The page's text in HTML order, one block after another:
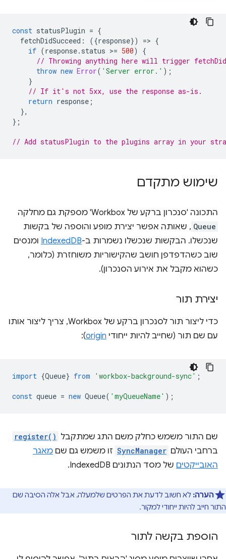
const statusPlugin = {
fetchDidSucceed : ({response}) => {
if (response. status >= 500)
{
// Throwing anything here will trigger
throw new Error( 'Server error.' );
}
// If it's not 5xx, use the response as-is.
return response ;
},
};
// Add statusPlugin to the plugins array in your
שימוש מתקדם
התכונה 'סנכרון ברקע של Workbox' מספקת גם מחלקה
Queue , שאותה אפשר יצירת מופע והוספה של בקשות
שנכשלו. הבקשות שנכשלו נשמרות ב-IndexedDB ומנסים
שוב כשהדפדפן חושב שהקישוריות משוחזרת (כלומר,
כשהוא מקבל את אירוע הסנכרון).
יצירת תור
כדי ליצור תור לסנכרון ברקע של Workbox, צריך ליצור אותו
עם שם תור (שחייב להיות ייחודי origin
):
import {Queue} from 'workbox-background-sync' ;
const queue = new Queue( 'myQueueName' );
שם התור משמש כחלק משם התג שמתקבל register()
ברחבי העולם SyncManager זו משמש גם שם מאגר
האובייקטים של מסד הנתונים IndexedDB.
הערה: לא חשוב לדעת את הפרטים שלמעלה, אבל אלה הסיבה שם
התור חייב להיות ייחודי למקור.
הוספת בקשה לתור